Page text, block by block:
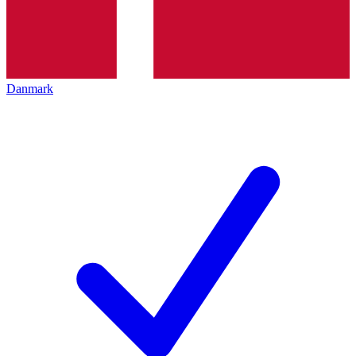
Danmark